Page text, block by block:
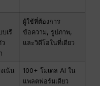
เรี
ผู้ใช้ที่ต้องการ
ข้อความ, รูปภาพ,
และวิดีโอในที่เดียว
เน้น
100+ โมเดล AI ใน
แพลตฟอร์มเดียว